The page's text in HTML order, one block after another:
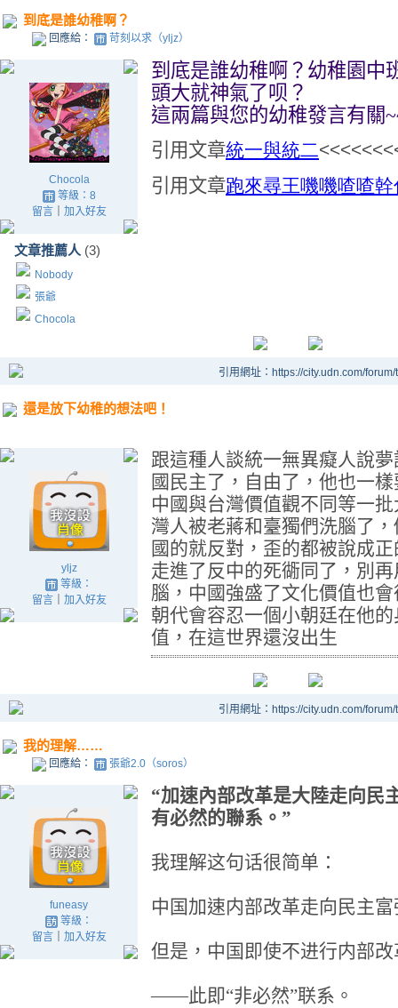
到底是誰幼稚啊？
回應給： 苛刻以求（yljz）
Chocola
等級：8
留言｜ 加入好友
文章推薦人 (3)
Nobody
張爺
Chocola
到底是誰幼稚啊？幼稚園中
頭大就神氣了呗？
這兩篇與您的幼稚發言有關
引用文章統一與統二
引用文章跑來尋王嘰嘰喳喳
引用網址：https://city.udn.com/
還是放下幼稚的想法吧！
yljz
等級：
留言｜ 加入好友
跟這種人談統一無異癡人說
國民主了，自由了，他也一
中國與台灣價值觀不同等一
灣人被老蔣和臺獨們洗腦了
國的就反對，歪的都被說成
走進了反中的死衚同了，別
腦，中國強盛了文化價值也
朝代會容忍一個小朝廷在他
值，在這世界還沒出生
引用網址：https://city.udn.com/
我的理解……
回應給： 張爺2.0（soros）
funeasy
等級：
留言｜ 加入好友
“加速內部改革是大陸走向民
有必然的聯系。”
我理解这句话很简单：
中国加速内部改革走向民主
但是，中国即使不进行内部
——此即“非必然”联系。